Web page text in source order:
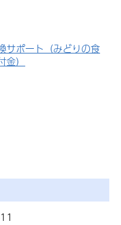
サポート（みどりの食
）